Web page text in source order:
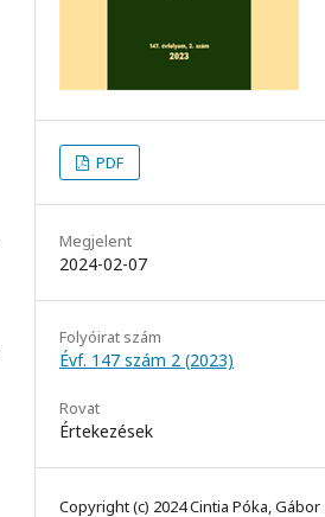
PDF
Megjelent
2024-02-07
Folyóirat szám
Évf. 147 szám 2 (2023)
Rovat
Értekezések
Copyright (c) 2024 Cintia Póka, Gábor